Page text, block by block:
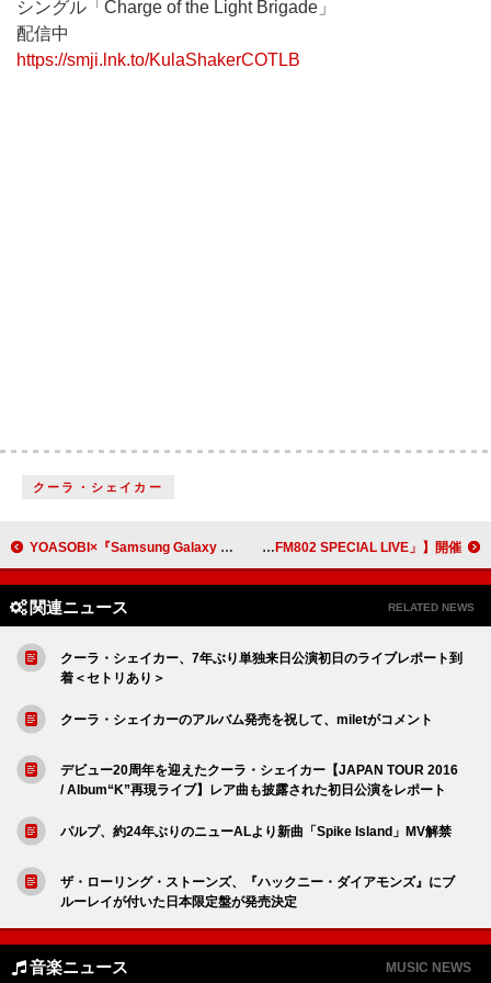
シングル「Charge of the Light Brigade」
配信中
https://smji.lnk.to/KulaShakerCOTLB
クーラ・シェイカー
YOASOBI×『Samsung Galaxy S25 Ultra』コラボ、シンガポール公演映像を使用した新CMが順次公開 片平里菜／Def Tech／MINMIが出演【BLUE OCEAN FES.「FM802 SPECIAL LIVE」】開催
関連ニュース RELATED NEWS
クーラ・シェイカー、7年ぶり単独来日公演初日のライブレポート到
着＜セトリあり＞
クーラ・シェイカーのアルバム発売を祝して、miletがコメント
デビュー20周年を迎えたクーラ・シェイカー【JAPAN TOUR 2016
/ Album“K”再現ライブ】レア曲も披露された初日公演をレポート
パルプ、約24年ぶりのニューALより新曲「Spike Island」MV解禁
ザ・ローリング・ストーンズ、『ハックニー・ダイアモンズ』にブ
ルーレイが付いた日本限定盤が発売決定
音楽ニュース MUSIC NEWS